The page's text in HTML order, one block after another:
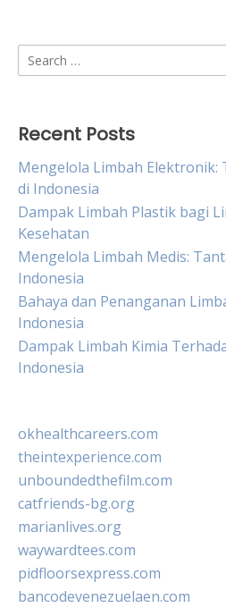
Search
for:
Recent Posts
Mengelola Limbah Elektronik:
di Indonesia
Dampak Limbah Plastik bagi
Kesehatan
Mengelola Limbah Medis:
Indonesia
Bahaya dan Penanganan
Indonesia
Dampak Limbah Kimia
Indonesia
okhealthcareers.com
theintexperience.com
unboundedthefilm.com
catfriends-bg.org
marianlives.org
waywardtees.com
pidfloorsexpress.com
bancodevenezuelaen.com